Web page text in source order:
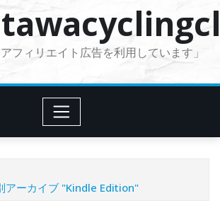
フィリエイト広告を利用しています」
アーカイブ "Kindle Edition"